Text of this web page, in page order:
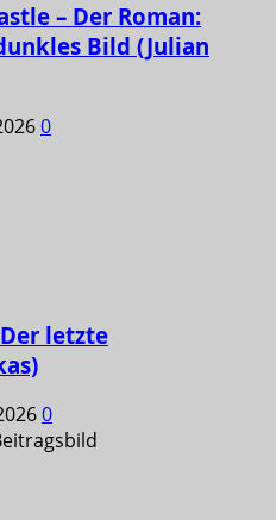
– Der Roman:
Bild (Julian
0
letzte
0